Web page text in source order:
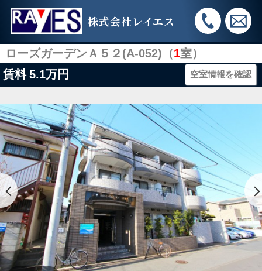
株式会社レイエス
ローズガーデンＡ５２(A-052)（1室）
賃料 5.1万円 空室情報を確認